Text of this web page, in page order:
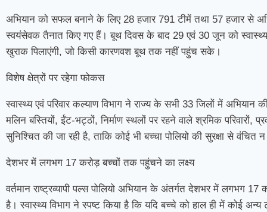
अभियान को सफल बनाने के लिए 28 हजार 791 टीमें तथा 57 हजार से
स्वयंसेवक तैनात किए गए हैं। बूथ दिवस के बाद 29 एवं 30 जून को स्वास्थ्य
खुराक पिलाएंगी, जो किसी कारणवश बूथ तक नहीं पहुंच सके।
विशेष क्षेत्रों पर रहेगा फोकस
स्वास्थ्य एवं परिवार कल्याण विभाग ने राज्य के सभी 33 जिलों में अभियान
मलिन बस्तियों, ईंट-भट्ठों, निर्माण स्थलों पर रहने वाले श्रमिक
सुनिश्चित की जा रही है, ताकि कोई भी बच्चा पोलियो की सुरक्षा से वंचित
देशभर में लगभग 17 करोड़ बच्चों तक पहुंचने का लक्ष्य
वर्तमान राष्ट्रव्यापी पल्स पोलियो अभियान के अंतर्गत देशभर में लगभग 17
है। स्वास्थ्य विभाग ने स्पष्ट किया है कि यदि बच्चे को हाल ही में कोई अन्य